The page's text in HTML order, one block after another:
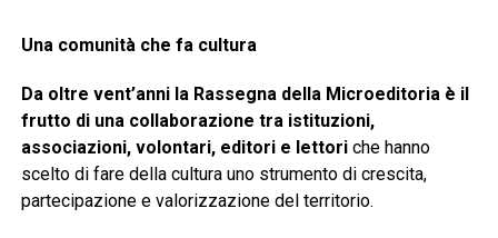
Una comunità che fa cultura
Da oltre vent’anni la Rassegna della Microeditoria è il
frutto di una collaborazione tra istituzioni,
associazioni, volontari, editori e lettoriche hanno
scelto di fare della cultura uno strumento di crescita,
partecipazione e valorizzazione del territorio.